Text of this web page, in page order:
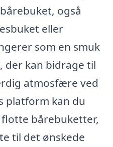
også
eller
som en smuk
der kan bidrage til
atmosfære ved
platform kan du
bårebuketter,
til det ønskede